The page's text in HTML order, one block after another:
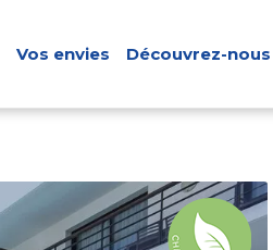
Vos envies Découvrez-nous